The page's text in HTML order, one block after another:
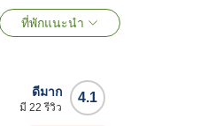
ที่พักแนะนำ
4.1
ดีมาก
มี 22 รีวิว